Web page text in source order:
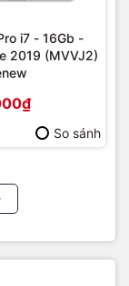
i7 - 16Gb -
2019 (MVVJ2)
So sánh